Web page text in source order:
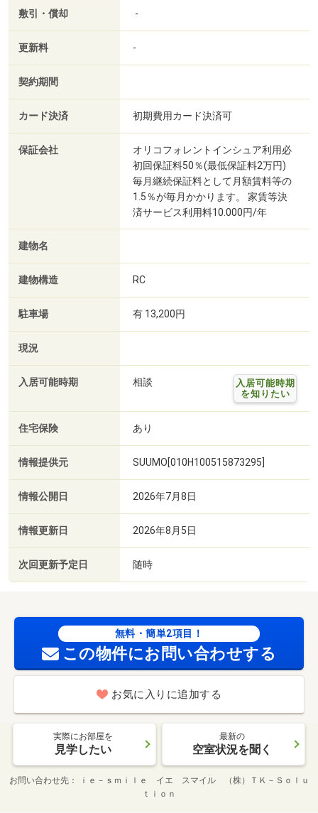
敷引・償却 -
更新料 -
契約期間
カード決済 初期費用カード決済可
保証会社
オリコフォレントインシュア利用必
初回保証料50％(最低保証料2万円)
毎月継続保証料として月額賃料等の
1.5％が毎月かかります。 家賃等決
済サービス利用料10.000円/年
建物名
建物構造 RC
駐車場 有 13,200円
現況
入居可能時期 相談
入居可能時期
を知りたい
住宅保険 あり
情報提供元 SUUMO[010H100515873295]
情報公開日 2026年7月8日
情報更新日 2026年8月5日
次回更新予定日 随時
無料・簡単2項目！
この物件にお問い合わせする
お気に入りに追加する
実際にお部屋を
見学したい
最新の
空室状況を聞く
お問い合わせ先
ｉｅ－ｓｍｉｌｅ イエ スマイル （株）ＴＫ－Ｓｏｌｕ
ｔｉｏｎ